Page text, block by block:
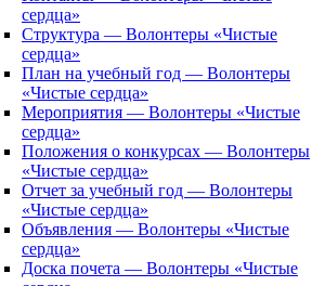
сердца»
Структура — Волонтеры «Чистые
сердца»
План на учебный год — Волонтеры
«Чистые сердца»
Мероприятия — Волонтеры «Чистые
сердца»
Положения о конкурсах — Волонтеры
«Чистые сердца»
Отчет за учебный год — Волонтеры
«Чистые сердца»
Объявления — Волонтеры «Чистые
сердца»
Доска почета — Волонтеры «Чистые